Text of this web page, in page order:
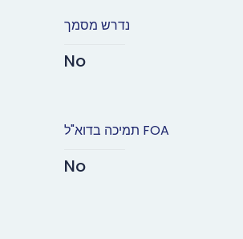
נדרש מסמך
No
תמיכה בדוא"ל FOA
No